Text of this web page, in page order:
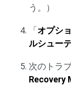
う。）
「オプシ
ルシュー
次のトラ
Recovery